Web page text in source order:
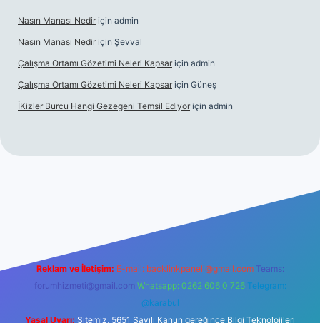
Nasın Manası Nedir için admin
Nasın Manası Nedir için Şevval
Çalışma Ortamı Gözetimi Neleri Kapsar için admin
Çalışma Ortamı Gözetimi Neleri Kapsar için Güneş
İKizler Burcu Hangi Gezegeni Temsil Ediyor için admin
Reklam ve İletişim: E-mail: backlinkpaneli@gmail.com Teams:
forumhizmeti@gmail.com Whatsapp: 0262 606 0 726 Telegram:
@karabul
Yasal Uyarı: Sitemiz, 5651 Sayılı Kanun gereğince Bilgi Teknolojileri